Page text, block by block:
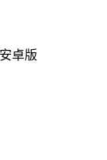
卓版